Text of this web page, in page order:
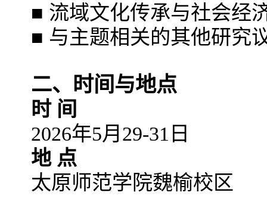
■ 流域文化传承与社会经
■ 与主题相关的其他研究
二、时间与地点
时 间
2026年5月29-31日
地 点
太原师范学院魏榆校区